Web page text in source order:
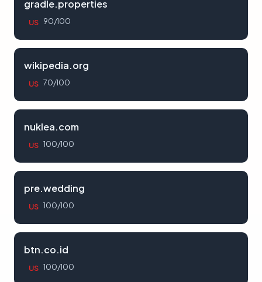
gradle.properties
US 90/100
wikipedia.org
US 70/100
nuklea.com
US 100/100
pre.wedding
US 100/100
btn.co.id
US 100/100